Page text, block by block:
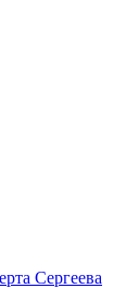
Сергеева